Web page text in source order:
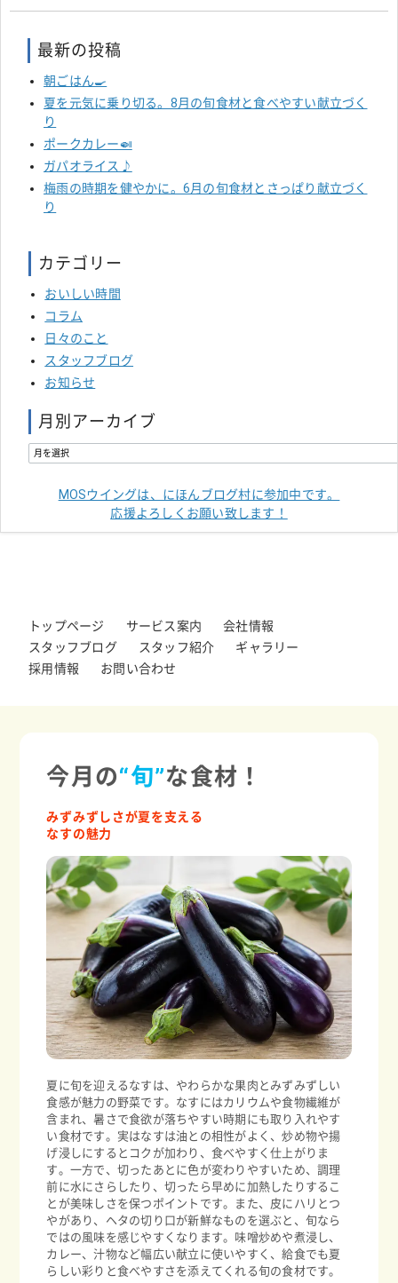
最新の投稿
朝ごはん🍳
夏を元気に乗り切る。8月の旬食材と食べやすい献立づく
り
ポークカレー🍛
ガパオライス♪
梅雨の時期を健やかに。6月の旬食材とさっぱり献立づく
り
カテゴリー
おいしい時間
コラム
日々のこと
スタッフブログ
お知らせ
月別アーカイブ
MOSウイングは、にほんブログ村に参加中です。
応援よろしくお願い致します！
トップページ サービス案内
会社情報
スタッフブログ
スタッフ紹介
ギャラリー
採用情報
お問い合わせ
今月の“旬”な食材！
みずみずしさが夏を支える
なすの魅力
夏に旬を迎えるなすは、やわらかな果肉とみずみずしい
食感が魅力の野菜です。なすにはカリウムや食物繊維が
含まれ、暑さで食欲が落ちやすい時期にも取り入れやす
い食材です。実はなすは油との相性がよく、炒め物や揚
げ浸しにするとコクが加わり、食べやすく仕上がりま
す。一方で、切ったあとに色が変わりやすいため、調理
前に水にさらしたり、切ったら早めに加熱したりするこ
とが美味しさを保つポイントです。また、皮にハリとつ
やがあり、ヘタの切り口が新鮮なものを選ぶと、旬なら
ではの風味を感じやすくなります。味噌炒めや煮浸し、
カレー、汁物など幅広い献立に使いやすく、給食でも夏
らしい彩りと食べやすさを添えてくれる旬の食材です。